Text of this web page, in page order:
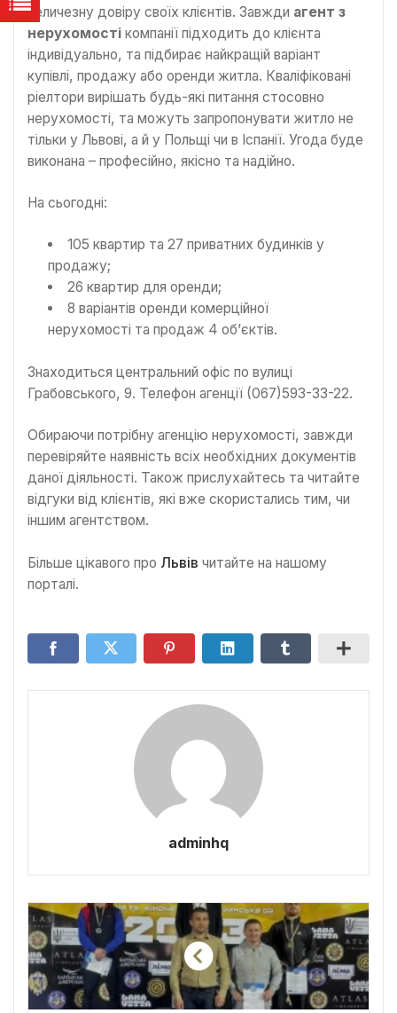
величезну довіру своїх клієнтів. Завжди агент з
нерухомості компанії підходить до клієнта
індивідуально, та підбирає найкращій варіант
купівлі, продажу або оренди житла. Кваліфіковані
ріелтори вирішать будь-які питання стосовно
нерухомості, та можуть запропонувати житло не
тільки у Львові, а й у Польщі чи в Іспанії. Угода буде
виконана – професійно, якісно та надійно.
На сьогодні:
105 квартир та 27 приватних будинків у
продажу;
26 квартир для оренди;
8 варіантів оренди комерційної
нерухомості та продаж 4 об’єктів.
Знаходиться центральний офіс по вулиці
Грабовського, 9. Телефон агенції (067)593-33-22.
Обираючи потрібну агенцію нерухомості, завжди
перевіряйте наявність всіх необхідних документів
даної діяльності. Також прислухайтесь та читайте
відгуки від клієнтів, які вже скористались тим, чи
іншим агентством.
Більше цікавого про Львів читайте на нашому
порталі.
adminhq